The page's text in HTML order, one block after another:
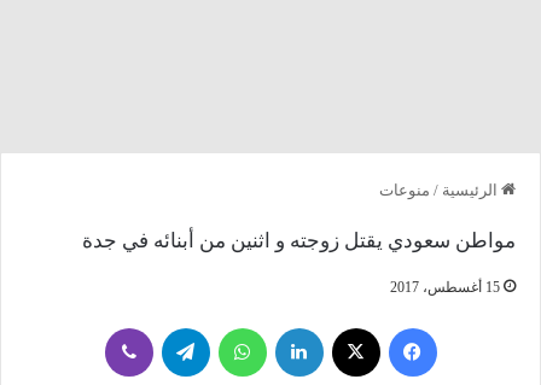
الرئيسية / منوعات
مواطن سعودي يقتل زوجته و اثنين من أبنائه في جدة
15 أغسطس، 2017
فيسبوك لينكدإن واتساب تيلقرام